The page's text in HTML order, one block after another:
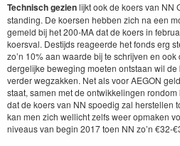
Tech­nisch gezienlijkt ook de koers van NN
stand­ing. De koersen hebben zich na een
gemeld bij het200-MAdat de koers in
koersval. Des­ti­jds reageerde het fonds erg
zo’n 10% aan waarde bij te schri­jven en
dergelijke beweg­ing moeten ontstaan wil de
verder wegza­kken. Net als voorAEGON
staat, samen met de ontwik­kelin­gen ron­dom
dat de koers van NN spoedig zal her­stellen
kan men zich wellicht zelfs weer opmak­en
niveaus van begin 2017toen NN zo’n €32-€